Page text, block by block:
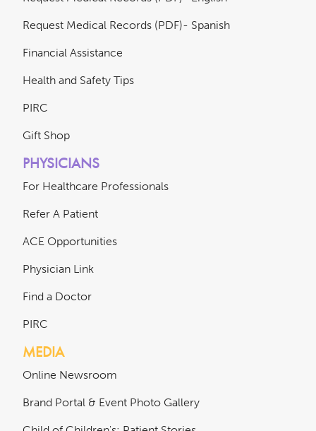
Request Medical Records (PDF)- Spanish
Financial Assistance
Health and Safety Tips
PIRC
Gift Shop
PHYSICIANS
For Healthcare Professionals
Refer A Patient
ACE Opportunities
Physician Link
Find a Doctor
PIRC
MEDIA
Online Newsroom
Brand Portal & Event Photo Gallery